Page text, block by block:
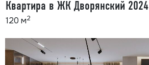
120 м2
Квартира в ЖК Дворянский 2024